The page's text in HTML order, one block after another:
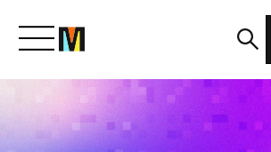
Lernen Sie Mozilla